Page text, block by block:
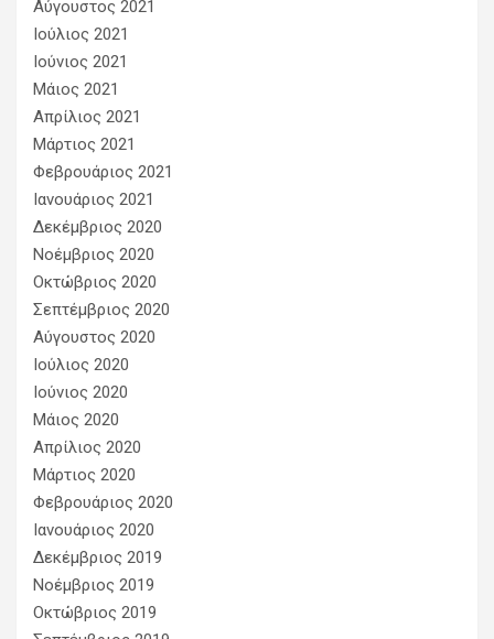
Αύγουστος 2021
Ιούλιος 2021
Ιούνιος 2021
Μάιος 2021
Απρίλιος 2021
Μάρτιος 2021
Φεβρουάριος 2021
Ιανουάριος 2021
Δεκέμβριος 2020
Νοέμβριος 2020
Οκτώβριος 2020
Σεπτέμβριος 2020
Αύγουστος 2020
Ιούλιος 2020
Ιούνιος 2020
Μάιος 2020
Απρίλιος 2020
Μάρτιος 2020
Φεβρουάριος 2020
Ιανουάριος 2020
Δεκέμβριος 2019
Νοέμβριος 2019
Οκτώβριος 2019